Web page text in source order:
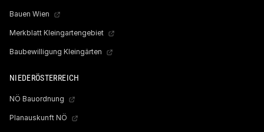
Bauen Wien
Merkblatt Kleingartengebiet
Baubewilligung Kleingärten
NIEDERÖSTERREICH
NÖ Bauordnung
Planauskunft NÖ